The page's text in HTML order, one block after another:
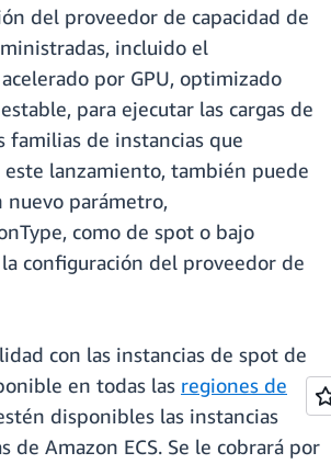
del proveedor de capacidad de
incluido el
por GPU, optimizado
para ejecutar las cargas de
familias de instancias que
este lanzamiento, también puede
nuevo parámetro,
como de spot o bajo
configuración del proveedor de
con las instancias de spot de
en todas las regiones de
disponibles las instancias
de Amazon ECS. Se le cobrará por